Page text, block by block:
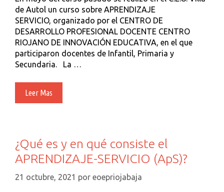
de Autol un curso sobre APRENDIZAJE
SERVICIO, organizado por el CENTRO DE
DESARROLLO PROFESIONAL DOCENTE CENTRO
RIOJANO DE INNOVACIÓN EDUCATIVA, en el que
participaron docentes de Infantil, Primaria y
Secundaria. La …
Leer Mas
Servicio,
¿Qué es y en qué consiste el
APRENDIZAJE-SERVICIO (ApS)?
21 octubre, 2021 por eoepriojabaja